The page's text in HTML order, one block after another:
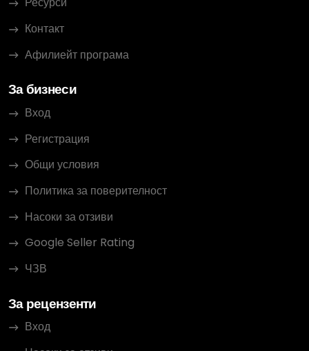
Контакт
Афилиейт програма
За бизнеси
Вход
Регистрация
Общи условия
Политика за поверителност
Насоки за отзиви
Google Seller Rating
ЧЗВ
За рецензенти
Вход